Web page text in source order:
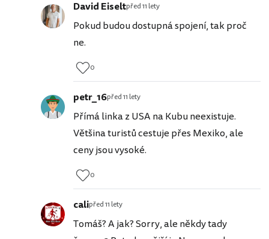
David Eiseltpřed 11 lety
Pokud budou dostupná spojení, tak proč
ne.
0
petr_16před 11 lety
Přímá linka z USA na Kubu neexistuje.
Většina turistů cestuje přes Mexiko, ale
ceny jsou vysoké.
0
calipřed 11 lety
Tomáš? A jak? Sorry, ale někdy tady